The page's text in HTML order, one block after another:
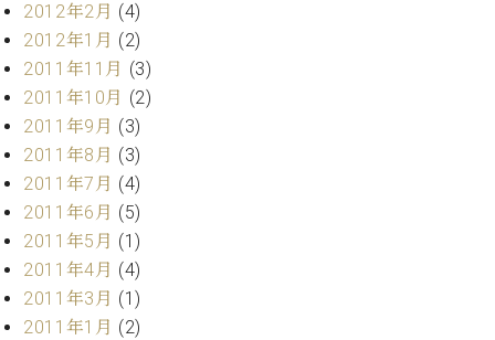
2012年2月 (4)
2012年1月 (2)
2011年11月 (3)
2011年10月 (2)
2011年9月 (3)
2011年8月 (3)
2011年7月 (4)
2011年6月 (5)
2011年5月 (1)
2011年4月 (4)
2011年3月 (1)
2011年1月 (2)